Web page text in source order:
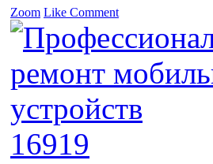
Zoom Like Comment
16919